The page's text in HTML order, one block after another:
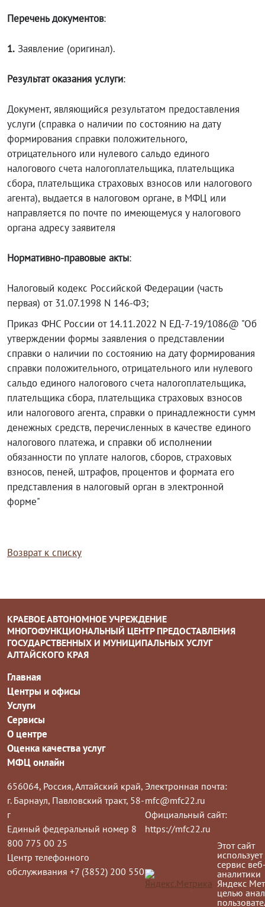
Перечень документов:
1. Заявление (оригинал).
Результат оказания услуги:
Документ, являющийся результатом предоставления
услуги (справка о наличии по состоянию на дату
формирования справки положительного,
отрицательного или нулевого сальдо единого
налогового счета налогоплательщика, плательщика
сбора, плательщика страховых взносов или налогового
агента), выдается в налоговом органе, в МФЦ или
направляется по почте по имеющемуся у налогового
органа адресу заявителя
Нормативно-правовые акты:
Налоговый кодекс Российской Федерации (часть
первая) от 31.07.1998 N 146-ФЗ;
Приказ ФНС России от 14.11.2022 N ЕД-7-19/1086@ "Об
утверждении формы заявления о представлении
справки о наличии по состоянию на дату формирования
справки положительного, отрицательного или нулевого
сальдо единого налогового счета налогоплательщика,
плательщика сбора, плательщика страховых взносов
или налогового агента, справки о принадлежности сумм
денежных средств, перечисленных в качестве единого
налогового платежа, и справки об исполнении
обязанности по уплате налогов, сборов, страховых
взносов, пеней, штрафов, процентов и формата его
представления в налоговый орган в электронной
форме"
Возврат к списку
КРАЕВОЕ АВТОНОМНОЕ УЧРЕЖДЕНИЕ
МНОГОФУНКЦИОНАЛЬНЫЙ ЦЕНТР ПРЕДОСТАВЛЕНИЯ
ГОСУДАРСТВЕННЫХ И МУНИЦИПАЛЬНЫХ УСЛУГ
АЛТАЙСКОГО КРАЯ
Главная
Центры и офисы
Услуги
Сервисы
О центре
Оценка качества услуг
МФЦ онлайн
656064, Россия, Алтайский край,
г. Барнаул, Павловский тракт, 58-
г
Единый федеральный номер 8
800 775 00 25
Центр телефонного
обслуживания +7 (3852) 200 550
Электронная почта:
mfc@mfc22.ru
Официальный сайт:
https://mfc22.ru
Этот сайт
использует
сервис
аналитики
Яндекс
целью